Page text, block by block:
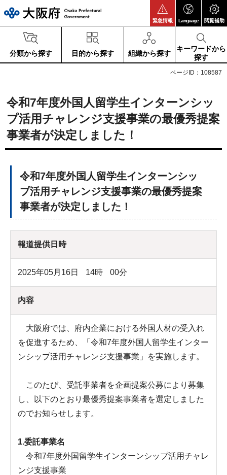
緊急情報 Language 閲覧補助
分類から探す 目的から探す 組織から探す
キーワードから
探す
ページID：108587
令和7年度外国人留学生インターンシッ
プ活用チャレンジ支援事業の最優秀提案
事業者が決定しました！
令和7年度外国人留学生インターンシッ
プ活用チャレンジ支援事業の最優秀提案
事業者が決定しました！
報道提供日時
2025年05月16日 14時 00分
内容
大阪府では、府内企業における外国人材の受入れ
を促進するため、「令和7年度外国人留学生インター
ンシップ活用チャレンジ支援事業」を実施します。
このたび、受託事業者を企画提案公募により募集
し、以下のとおり最優秀提案事業者を選定しました
のでお知らせします。
1.委託事業名
令和7年度外国留学生インターンシップ活用チャレ
ンジ支援事業